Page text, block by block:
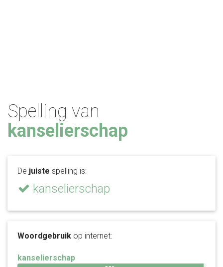
Spelling van
kanselierschap
De juiste spelling is:
kanselierschap
Woordgebruik op internet:
kanselierschap